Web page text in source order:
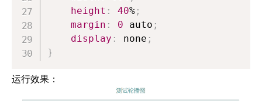
height : 40%;
margin : 0 auto ;
display : none ;
}
运行效果：